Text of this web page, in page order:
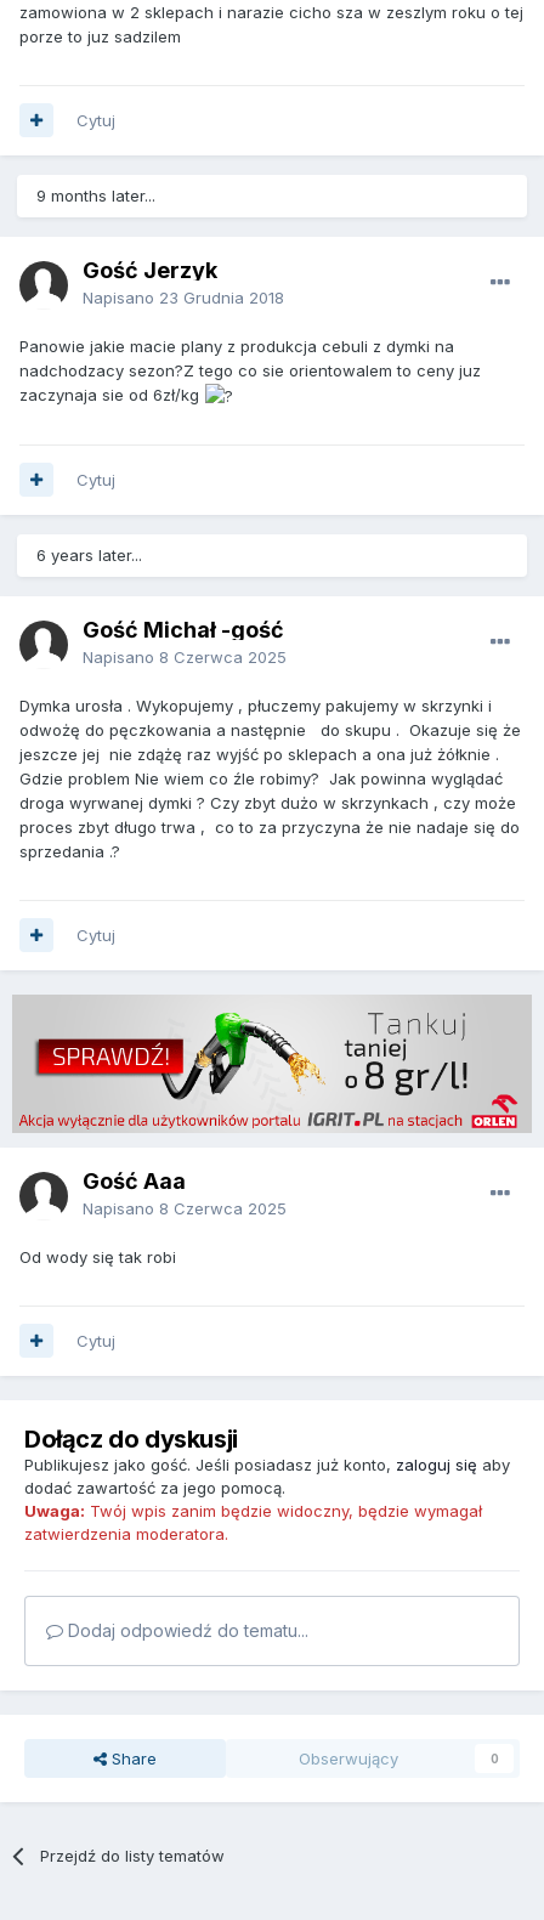
zamowiona w 2 sklepach i narazie cicho sza w zeszlym roku o tej
porze to juz sadzilem
Cytuj
9 months later...
Gość Jerzyk
Napisano 23 Grudnia 2018
Panowie jakie macie plany z produkcja cebuli z dymki na
nadchodzacy sezon?Z tego co sie orientowalem to ceny juz
zaczynaja sie od 6zł/kg
Cytuj
6 years later...
Gość Michał -gość
Napisano 8 Czerwca 2025
Dymka urosła . Wykopujemy , płuczemy pakujemy w skrzynki i
odwożę do pęczkowania a następnie do skupu . Okazuje się że
jeszcze jej nie zdążę raz wyjść po sklepach a ona już żółknie .
Gdzie problem Nie wiem co źle robimy? Jak powinna wyglądać
droga wyrwanej dymki ? Czy zbyt dużo w skrzynkach , czy może
proces zbyt długo trwa , co to za przyczyna że nie nadaje się do
sprzedania .?
Cytuj
Gość Aaa
Napisano 8 Czerwca 2025
Od wody się tak robi
Cytuj
Dołącz do dyskusji
Publikujesz jako gość. Jeśli posiadasz już konto, zaloguj się aby
dodać zawartość za jego pomocą.
Uwaga: Twój wpis zanim będzie widoczny, będzie wymagał
zatwierdzenia moderatora.
Dodaj odpowiedź do tematu...
Share Obserwujący 0
Przejdź do listy tematów